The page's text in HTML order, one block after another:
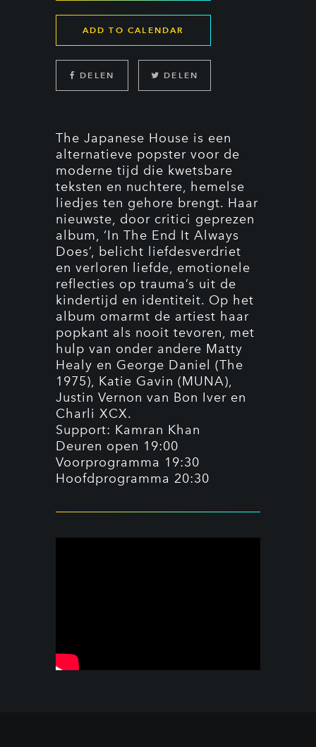
ADD TO CALENDAR
DELEN DELEN
The Japanese House is een
alternatieve popster voor de
moderne tijd die kwetsbare
teksten en nuchtere, hemelse
liedjes ten gehore brengt. Haar
nieuwste, door critici geprezen
album, ‘In The End It Always
Does’, belicht liefdesverdriet
en verloren liefde, emotionele
reflecties op trauma’s uit de
kindertijd en identiteit. Op het
album omarmt de artiest haar
popkant als nooit tevoren, met
hulp van onder andere Matty
Healy en George Daniel (The
1975), Katie Gavin (MUNA),
Justin Vernon van Bon Iver en
Charli XCX.
Support: Kamran Khan
Deuren open 19:00
Voorprogramma 19:30
Hoofdprogramma 20:30